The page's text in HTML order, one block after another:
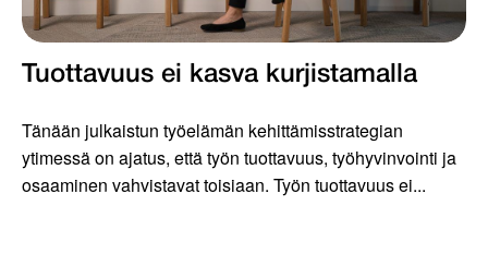
Tuottavuus ei kasva kurjistamalla
Tänään julkaistun työelämän kehittämisstrategian
ytimessä on ajatus, että työn tuottavuus, työhyvinvointi ja
osaaminen vahvistavat toisiaan. Työn tuottavuus ei...